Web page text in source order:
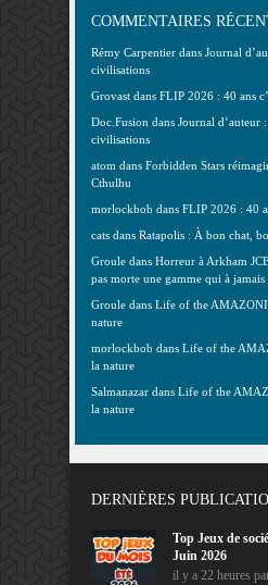
COMMENTAIRES
Rémy Carpentier dans Journal
civilisations
Grovast dans FLIP 2026 : 40 ans
Doc.Fusion dans Journal d’auteur
civilisations
atom dans Forbidden Stars
Cthulhu
morlockbob dans FLIP 2026 : 40
cats dans Ratapolis : À bon chat,
Groule dans Horreur à Arkham
pas morte une gamme qui à jamais
Groule dans Life of the
nature
morlockbob dans Life of the
la nature
Salmanazar dans Life of the
la nature
DERNIÈRES
Top Jeux de
Juin 2026
il y a 22 heures